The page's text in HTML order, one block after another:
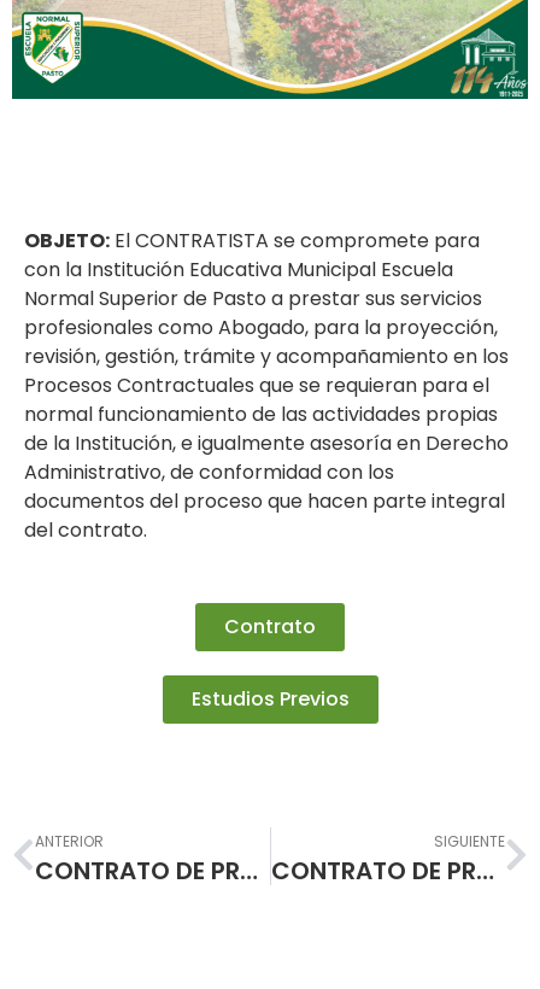
OBJETO: El CONTRATISTA se compromete para
con la Institución Educativa Municipal Escuela
Normal Superior de Pasto a prestar sus servicios
profesionales como Abogado, para la proyección,
revisión, gestión, trámite y acompañamiento en los
Procesos Contractuales que se requieran para el
normal funcionamiento de las actividades propias
de la Institución, e igualmente asesoría en Derecho
Administrativo, de conformidad con los
documentos del proceso que hacen parte integral
del contrato.
Contrato
Estudios Previos
Prev
ANTERIOR
CONTRATO DE PRESTACIÓN DE SERVICIOS PROFESIONALES
SIGUIENTE
CONTRATO DE PRESTACIÓN DE SERVICIOS DE MANTENIMIENTO